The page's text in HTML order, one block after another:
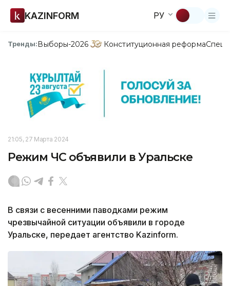
KAZINFORM РУ
Тренды:Выборы-2026 Конституционная реформа
21:05, 27 Марта 2024
Режим ЧС объявили в Уральске
В связи с весенними паводками режим
чрезвычайной ситуации объявили в городе
Уральске, передает агентство Kazinform.